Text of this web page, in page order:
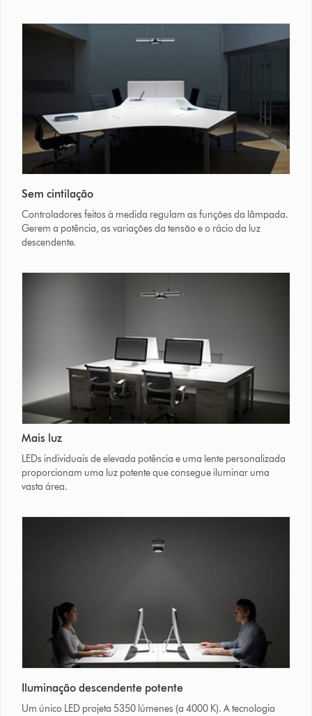
Sem cintilação
Controladores feitos à medida regulam as funções da lâmpada.
Gerem a potência, as variações da tensão e o rácio da luz
descendente.
Mais luz
LEDs individuais de elevada potência e uma lente personalizada
proporcionam uma luz potente que consegue iluminar uma
vasta área.
Iluminação descendente potente
Um único LED projeta 5350 lúmenes (a 4000 K). A tecnologia